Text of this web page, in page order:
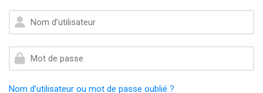
Procédure de création de compte
Nom d’utilisateur
Mot de passe
Nom d’utilisateur ou mot de passe oublié ?